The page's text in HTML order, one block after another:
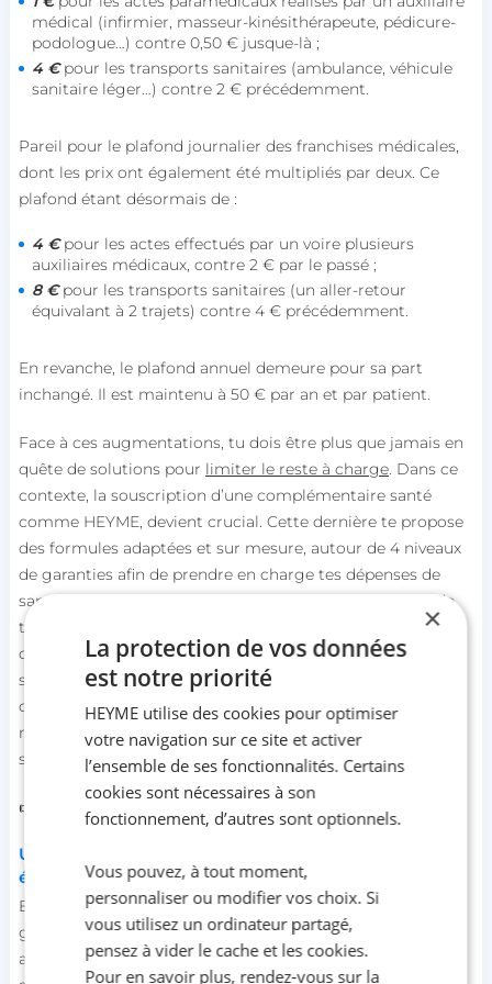
médical (infirmier, masseur-kinésithérapeute, pédicure-
podologue…) contre 0,50 € jusque-là ;
4 €pour les transports sanitaires (ambulance, véhicule
sanitaire léger…) contre 2 € précédemment.
Pareil pour le plafond journalier des franchises médicales,
dont les prix ont également été multipliés par deux. Ce
plafond étant désormais de :
4 €pour les actes effectués par un voire plusieurs
auxiliaires médicaux, contre 2 € par le passé ;
8 €pour les transports sanitaires (un aller-retour
équivalant à 2 trajets) contre 4 € précédemment.
En revanche, le plafond annuel demeure pour sa part
inchangé. Il est maintenu à 50 € par an et par patient.
Face à ces augmentations, tu dois être plus que jamais en
quête de solutions pour limiter le reste à charge. Dans ce
contexte, la souscription d’une complémentaire santé
comme HEYME, devient crucial. Cette dernière te propose
des formules adaptées et sur mesure, autour de 4 niveaux
de garanties afin de prendre en charge tes dépenses de
santé, notamment l'achat de médicaments et les frais de
transport sanitaire, sans oublier les frais d’hospitalisation,
d’optique et dentaire. En optant pour la complémentaire
santé HEYME, tu parviendras à mieux gérer tes dépenses
de santé tout en continuant à accéder aux soins de santé
nécessaires, sans compromettre pour autant ton budget
santé. Alors, qu’attends-tu pour y souscrire ?
👉
Un doublement de la participation forfaitaire
également à prévoir ?
En plus du doublement desfranchises médicales
gouvernement a pris une autre mesure en annonçant une
augmentation de la participation forfaitaire, qui sera elle
×
La protection de vos données
est notre priorité
HEYME utilise des cookies pour optimiser
votre navigation sur ce site et activer
l’ensemble de ses fonctionnalités. Certains
cookies sont nécessaires à son
fonctionnement, d’autres sont optionnels.
Vous pouvez, à tout moment,
personnaliser ou modifier vos choix. Si
vous utilisez un ordinateur partagé,
pensez à vider le cache et les cookies.
Pour en savoir plus, rendez-vous sur la